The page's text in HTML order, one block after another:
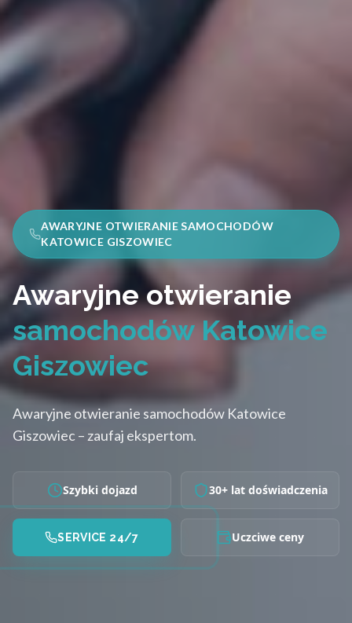
AWARYJNE OTWIERANIE SAMOCHODÓW
KATOWICE GISZOWIEC
Awaryjne otwieranie
samochodów Katowice
Giszowiec
Awaryjne otwieranie samochodów Katowice
Giszowiec – zaufaj ekspertom.
Szybki dojazd 30+ lat doświadczenia
SERVICE 24/7 Uczciwe ceny